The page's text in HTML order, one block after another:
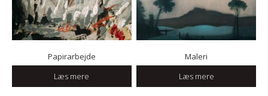
Papirarbejde
Læs mere
Maleri
Læs mere